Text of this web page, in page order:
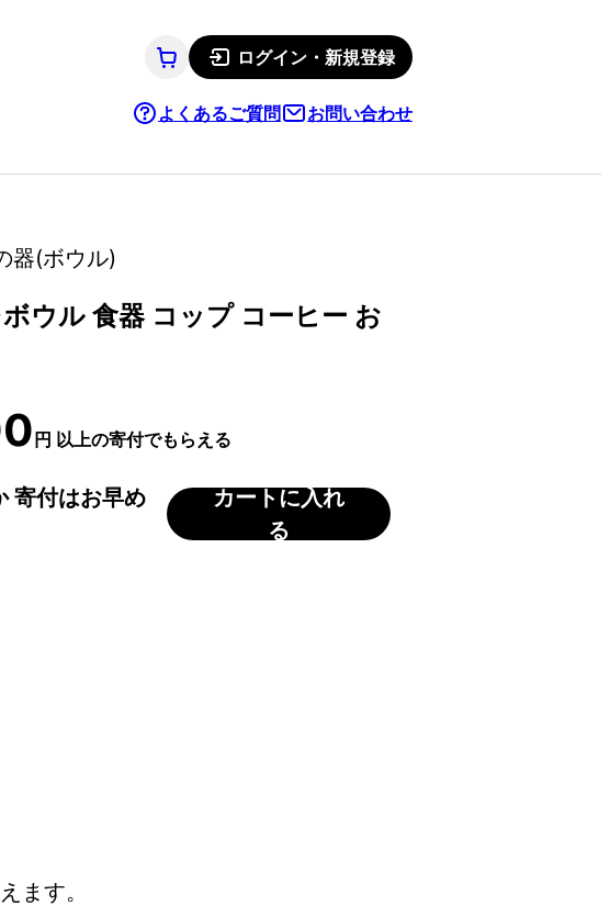
ログイン・新規登録
よくあるご質問 お問い合わせ
器(ボウル)
ウル 食器 コップ コーヒー お
円 以上の寄付でもらえる
寄付はお早め
カートに入れ
る
ます。